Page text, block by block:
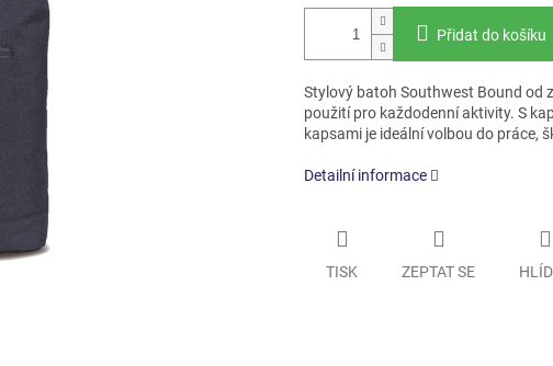
Přidat do košíku
Stylový batoh Southwest Bound od
použití pro každodenní aktivity. S
kapsami je ideální volbou do práce,
Detailní informace
TISK ZEPTAT SE